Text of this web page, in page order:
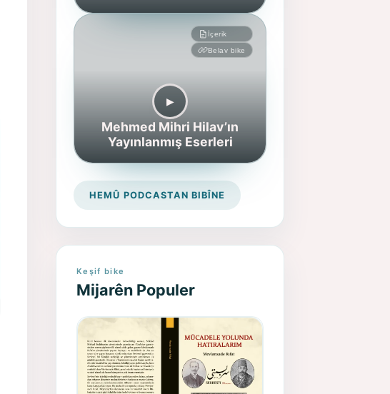
İçerik
Belav bike
▶︎
Mehmed Mihri Hilav’ın
Yayınlanmış Eserleri
HEMÛ PODCASTAN BIBÎNE
Keşif bike
Mijarên Populer